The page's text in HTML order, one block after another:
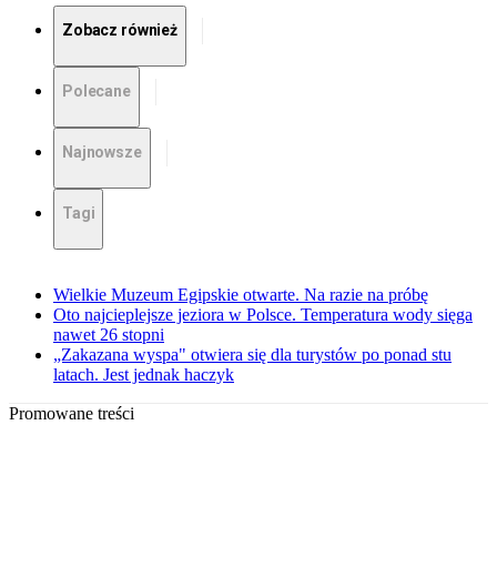
Zobacz również
Polecane
Najnowsze
Tagi
Wielkie Muzeum Egipskie otwarte. Na razie na próbę
Oto najcieplejsze jeziora w Polsce. Temperatura wody sięga
nawet 26 stopni
„Zakazana wyspa" otwiera się dla turystów po ponad stu
latach. Jest jednak haczyk
Promowane treści